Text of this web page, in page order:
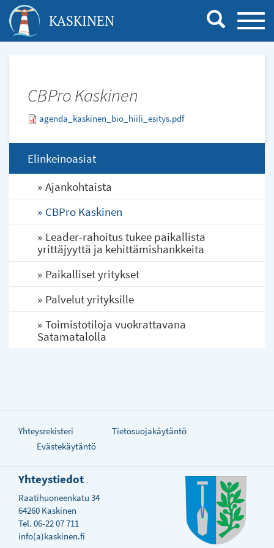
Hyppää
pääsisältöönKASKINEN
CBPro Kaskinen
agenda_kaskinen_bio_hiili_esitys.pdf
Elinkeinoasiat
Ajankohtaista
CBPro Kaskinen
Leader-rahoitus tukee paikallista
yrittäjyyttä ja kehittämishankkeita
Paikalliset yritykset
Palvelut yrityksille
Toimistotiloja vuokrattavana
Satamatalolla
Yhteysrekisteri
Tietosuojakäytäntö
Evästekäytäntö
Yhteystiedot
Raatihuoneenkatu 34
64260 Kaskinen
Tel. 06-22 07 711
info(a)kaskinen.fi